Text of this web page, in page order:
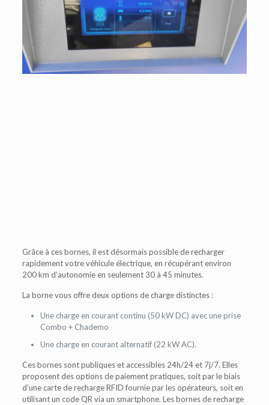
Grâce à ces bornes, il est désormais possible de recharger
rapidement votre véhicule électrique, en récupérant environ
200 km d’autonomie en seulement 30 à 45 minutes.
La borne vous offre deux options de charge distinctes :
Une charge en courant continu (50 kW DC) avec une prise
Combo + Chademo
Une charge en courant alternatif (22 kW AC).
Ces bornes sont publiques et accessibles 24h/24 et 7j/7. Elles
proposent des options de paiement pratiques, soit par le biais
d’une carte de recharge RFID fournie par les opérateurs, soit en
utilisant un code QR via un smartphone. Les bornes de recharge